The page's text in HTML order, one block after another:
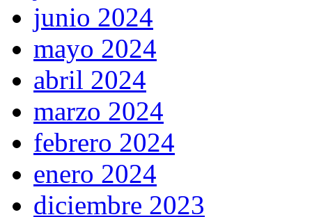
junio 2024
mayo 2024
abril 2024
marzo 2024
febrero 2024
enero 2024
diciembre 2023